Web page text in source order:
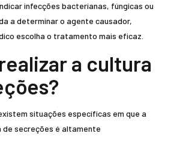
infecções bacterianas, fúngicas ou
a determinar o agente causador,
escolha o tratamento mais eficaz.
a cultura
situações específicas em que a
de secreções é altamente